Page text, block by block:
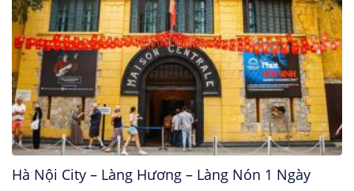
Hà Nội City – Làng Hương – Làng Nón 1 Ngày